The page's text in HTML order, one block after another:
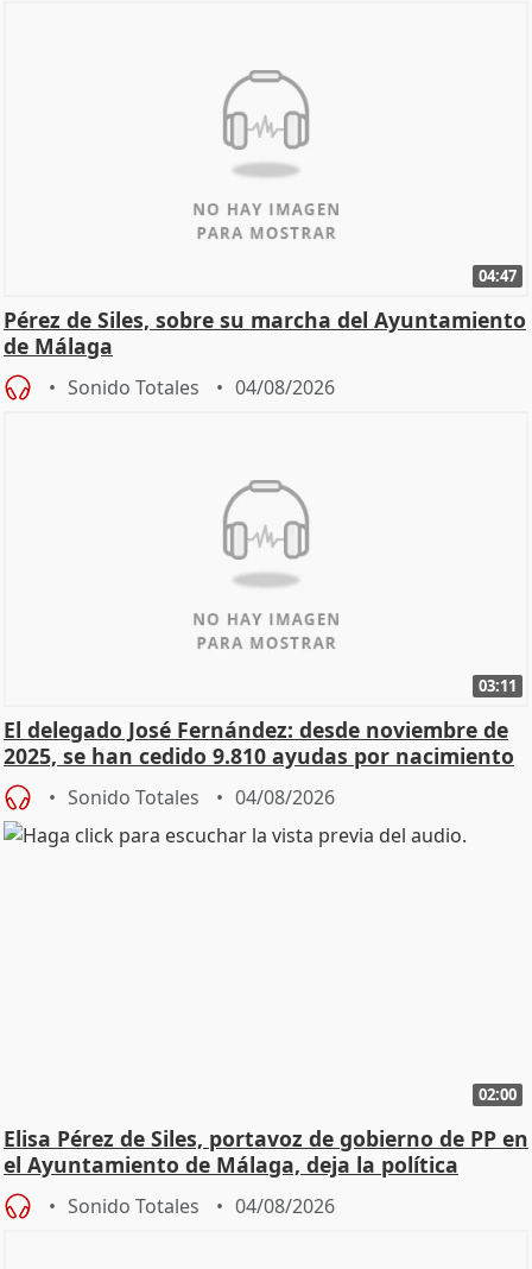
04:47
Pérez de Siles, sobre su marcha del Ayuntamiento
de Málaga
Sonido Totales 04/08/2026
03:11
El delegado José Fernández: desde noviembre de
2025, se han cedido 9.810 ayudas por nacimiento
Sonido Totales 04/08/2026
02:00
Elisa Pérez de Siles, portavoz de gobierno de PP en
el Ayuntamiento de Málaga, deja la política
Sonido Totales 04/08/2026